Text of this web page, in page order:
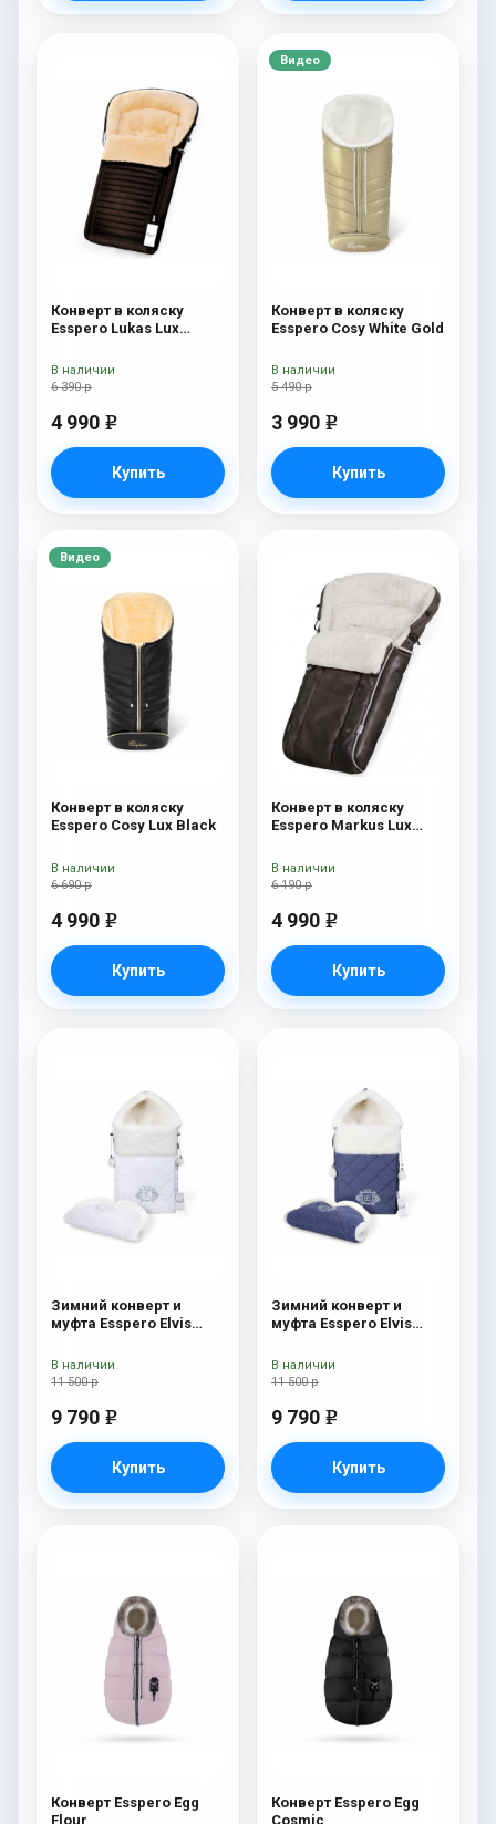
Конверт в коляску
Esspero Lukas Lux
шерсть) Brown
6 390 р
4 990 e
Купить
В наличии
Видео
Конверт в коляску
Esspero Cosy White Gold
5 490 р
3 990 e
Купить
В наличии
Видео
Конверт в коляску
Esspero Cosy Lux Black
6 690 р
4 990 e
Купить
В наличии
Конверт в коляску
Esspero Markus Lux
овечья шерсть) Brown
6 190 р
4 990 e
Купить
В наличии
Зимний конверт и
муфта Esspero Elvis
Like
11 500 р
9 790 e
Купить
В наличии
Зимний конверт и
муфта Esspero Elvis
11 500 р
9 790 e
Купить
В наличии
Конверт Esspero Egg
Flour
Конверт Esspero Egg
Cosmic